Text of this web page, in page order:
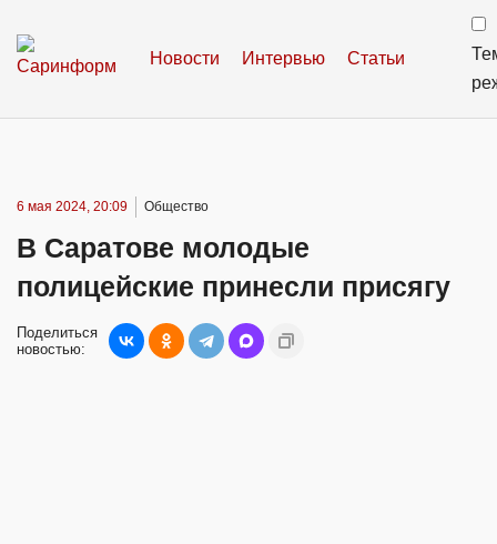
Новости Интервью Статьи
6 мая 2024, 20:09 Общество
В Саратове молодые
полицейские принесли присягу
Поделиться
новостью: